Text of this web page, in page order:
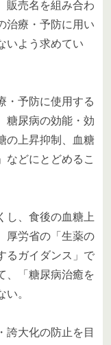
販売名を組み合わ
治療・予防に用い
いよう求めてい
・予防に使用する
糖尿病の効能・効
の上昇抑制、血糖
などにとどめるこ
し、食後の血糖上
厚労省の「生薬の
るガイダンス」で
、「糖尿病治癒を
。
誇大化の防止を目